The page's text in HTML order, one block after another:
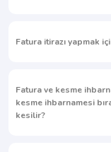
Fatura itirazı yapmak
Fatura ve kesme
kesme ihbarnamesi
kesilir?